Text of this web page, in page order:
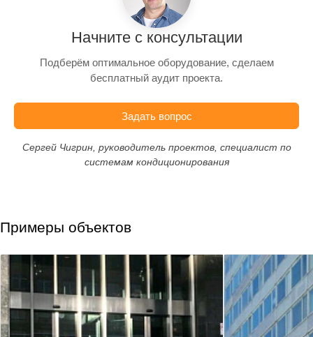
Начните с консультации
Подберём оптимальное оборудование, сделаем
бесплатный аудит проекта.
Задать вопрос
Сергей Чигрин, руководитель проектов, специалист по
системам кондиционирования
Примеры объектов